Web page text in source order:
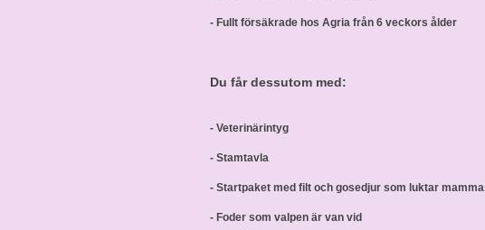
- Fullt försäkrade hos Agria från 6 veckors ålder
Du får dessutom med:
- Veterinärintyg
- Stamtavla
- Startpaket med filt och gosedjur som luktar mamma
- Foder som valpen är van vid